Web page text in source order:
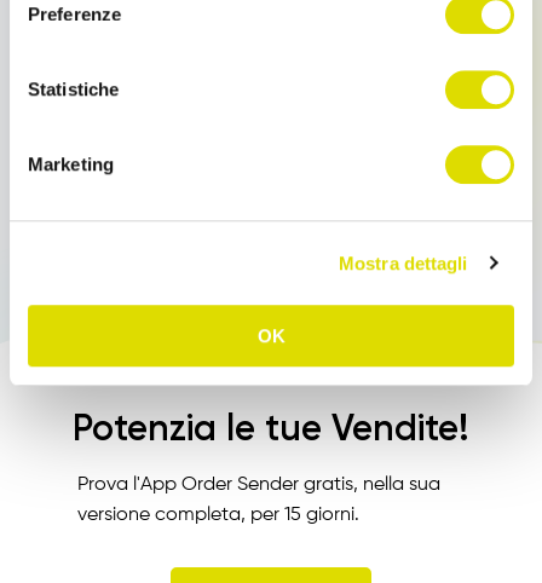
Preferenze
Statistiche
Marketing
Mostra dettagli
OK
La Gestione delle anagrafiche “Sconti” è accessibile
3 linee orizzontali, in alto a destra di ogni schermata.
Potenzia le tue Vendite!
Prova l'App Order Sender gratis, nella sua
versione completa, per 15 giorni.